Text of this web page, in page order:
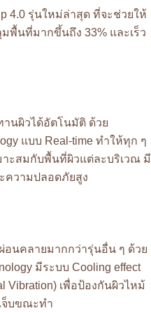
4.0 รุ่นใหม่ล่าสุด ที่จะช่วยให้
พื้นที่มากขึ้นถึง 33% และเร็ว
านผิวได้อัตโนมัติ ด้วย
แบบ Real-time ทำให้ทุก ๆ
าะสมกับพื้นที่ผิวแต่ละบริเวณ มี
ความปลอดภัยสูง
อนคลายมากกว่ารุ่นอื่น ๆ ด้วย
มีระบบ Cooling effect
Vibration) เพื่อป้องกันผิวไหม้
จ็บขณะทำ